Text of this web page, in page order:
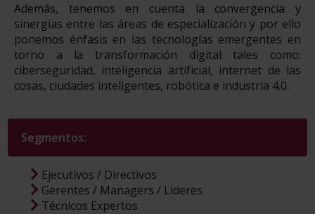
Además, tenemos en cuenta la convergencia y
sinergias entre las áreas de especialización y por ello
ponemos énfasis en las tecnologías emergentes en
torno a la transformación digital tales como:
ciberseguridad, inteligencia artificial, internet de las
cosas, ciudades inteligentes, robótica e industria 4.0.
Segmentos:
Ejecutivos / Directivos
Gerentes / Managers / Lideres
Técnicos Expertos